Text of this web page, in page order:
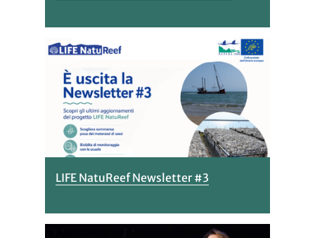
LIFE NatuReef Newsletter #3